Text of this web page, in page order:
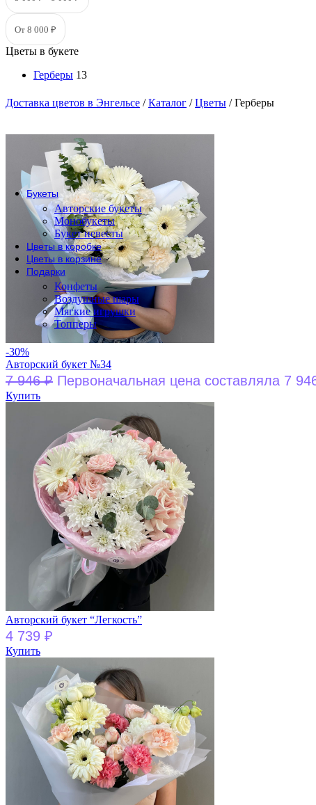
По сорту
Розы Эквадор
Розы в коробке
Розы в корзине
Метровые розы
Букеты
Авторские букеты
Монобукеты
Букет невесты
Цветы в коробке
Цветы в корзине
Подарки
Конфеты
Воздушные шары
Мягкие игрушки
Топперы
От 8 000 ₽
Цветы в букете
Герберы 13
Доставка цветов в Энгельсе / Каталог / Цветы /Герберы
-30%
Авторский букет №34
7 946₽ Первоначальная цена составляла 7
Купить
Авторский букет “Легкость”
4 739 ₽
Купить